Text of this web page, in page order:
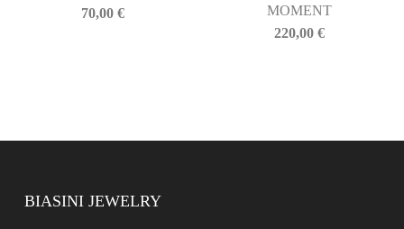
70,00 €
MOMENT
220,00€
BIASINI JEWELRY